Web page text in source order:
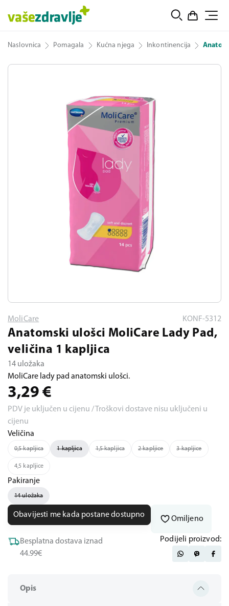
Naslovnica Pomagala Kućna njega Inkontinencija
Opis
MoliCare KONF-5312
Anatomski ulošci MoliCare Lady Pad,
veličina 1 kapljica
14 uložaka
MoliCare lady pad anatomski ulošci.
3,29 €
PDV je uključen u cijenu / Troškovi dostave nisu uključeni u
cijenu
Veličina
0,5 kapljica 1 kapljica 1,5 kapljica 2 kapljice 3 kapljice
4,5 kapljice
Pakiranje
14 uložaka
Obavijesti me kada postane dostupno
Omiljeno
Besplatna dostava iznad
44.99€
Podijeli proizvod: